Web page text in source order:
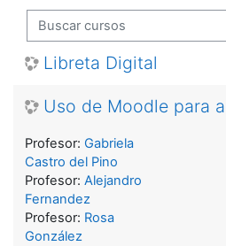
Buscar cursos
Libreta Digital
Uso de Moodle para
Profesor: Gabriela
Castro del Pino
Profesor: Alejandro
Fernandez
Profesor: Rosa
González